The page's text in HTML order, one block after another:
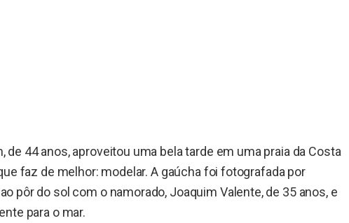
44 anos, aproveitou uma bela tarde em uma praia da Costa
faz de melhor: modelar. A gaúcha foi fotografada por
pôr do sol com o namorado, Joaquim Valente, de 35 anos, e
para o mar.